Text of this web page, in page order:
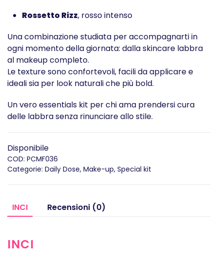
Rossetto Rizz, rosso intenso
Una combinazione studiata per accompagnarti in
ogni momento della giornata: dalla skincare labbra
al makeup completo.
Le texture sono confortevoli, facili da applicare e
ideali sia per look naturali che più bold.
Un vero essentials kit per chi ama prendersi cura
delle labbra senza rinunciare allo stile.
Disponibile
COD: PCMF036
Categorie: Daily Dose, Make-up, Special kit
INCI Recensioni (0)
INCI